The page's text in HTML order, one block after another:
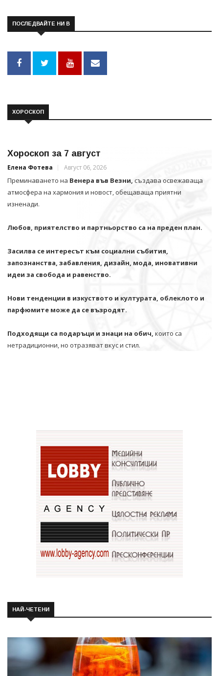
ПОСЛЕДВАЙТЕ НИ В
ХОРОСКОП
Хороскоп за 7 август
Елена Фотева Август 06, 2026
Преминаването на Венера във Везни, създава освежаваща
атмосфера на хармония и новост, обещаваща приятни
изненади.
Любов, приятелство и партньорство са на преден план.
Засилва се интересът към социални събития,
запознанства, забавления, дизайн, мода, иновативни
идеи за свобода и равенство.
Нови тенденции в изкуството и културата, облеклото и
парфюмите може да се възродят.
Подходящи са подаръци и знаци на обич, които са
нетрадиционни, но отразяват вкус и стил.
НАЙ-ЧЕТЕНИ